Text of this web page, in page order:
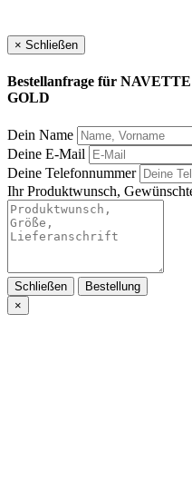
× Schließen
Bestellanfrage für
GOLD
Dein Name
Deine E-Mail
Deine Telefonnummer
Ihr Produktwunsch,
Schließen
Bestellung
×